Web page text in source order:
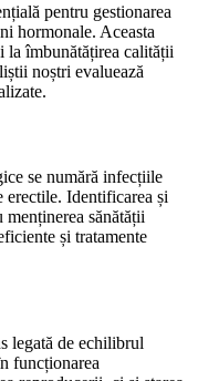
pentru gestionarea
hormonale. Aceasta
la îmbunătățirea calității
noștri evaluează
se numără infecțiile
Identificarea și
sănătății
și tratamente
legată de echilibrul
funcționarea